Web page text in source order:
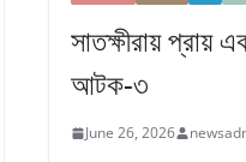
সাতক্ষীরায় প্রায়
আটক-৩
June 26, 2026